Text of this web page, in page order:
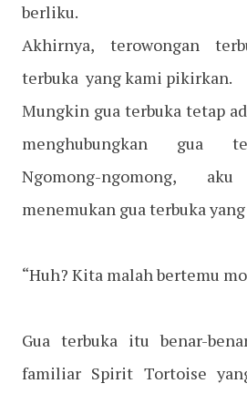
berliku.
Akhirnya, terowongan
terbuka yang kami pikirkan.
Mungkin gua terbuka tetap
menghubungkan gua
Ngomong-ngomong,
menemukan gua terbuka
“Huh? Kita malah bertemu
Gua terbuka itu benar-
familiar Spirit Tortoise